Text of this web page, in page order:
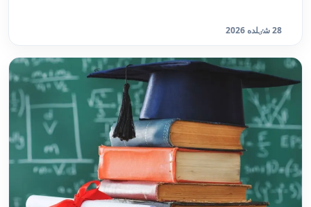
28 شٸلدە 2026